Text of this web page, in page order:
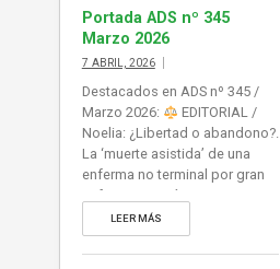
Universitario La Paz. ‘Actuación
forense y hospitalaria.
Madrid, 28 de mayo de 2026.
ICAM. Sección Derecho
Farmacéutico. ‘Productos
Sanitarios: Regulación,
Novedades […]
Portada ADS nº 345
Marzo 2026
7 ABRIL, 2026
Destacados en ADS nº 345 /
Marzo 2026:
EDITORIAL /
Noelia: ¿Libertad o abandono?.
La ‘muerte asistida’ de una
enferma no terminal por gran
sufrimiento psíquico interroga
sobre la oportunidad de la ley
de eutanasia y su aplicación,
abierta, a vulnerables y
LEER MÁS